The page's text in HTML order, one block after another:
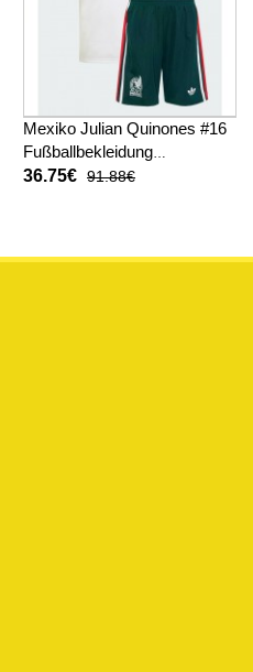
Mexiko Julian Quinones #16
Fußballbekleidung
Auswärtstrikot Kinder WM
36.75€ 91.88€